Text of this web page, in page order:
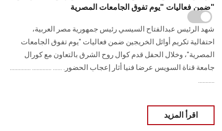
ضمن فعاليات "يوم تفوق الجامعات المصرية"
شهد الرئيس عبدالفتاح السيسي رئيس جمهورية مصر العربية،
احتفالية تكريم أوائل الخريجين ضمن فعاليات "يوم تفوق الجامعات
المصرية"، وخلال الحفل قدم كوال روح الشرق بالتعاون مع كورال
جامعة قناة السويس عرضا فنيا أثار إعجاب الحضور. ...... ............. ..............
...........
اقرأ المزيد